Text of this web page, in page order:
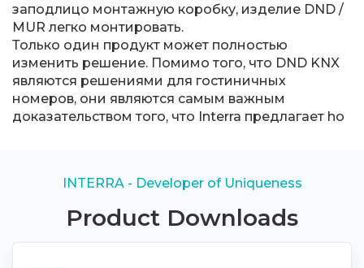
заподлицо монтажную коробку, изделие DND /
MUR легко монтировать.
Только один продукт может полностью
изменить решение. Помимо того, что DND KNX
являются решениями для гостиничных
номеров, они являются самым важным
доказательством того, что Interra предлагает ho
INTERRA - Developer of Uniqueness
Product Downloads